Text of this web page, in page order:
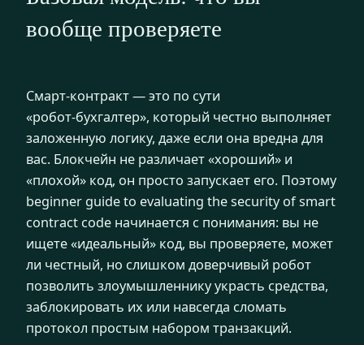
вообще проверяете
Смарт‑контракт — это по сути
«робот‑бухгалтер», который честно выполняет
заложенную логику, даже если она вредна для
вас. Блокчейн не различает «хороший» и
«плохой» код, он просто запускает его. Поэтому
beginner guide to evaluating the security of smart
contract code начинается с понимания: вы не
ищете «идеальный» код, вы проверяете, может
ли честный, но слишком доверчивый робот
позволить злоумышленнику украсть средства,
заблокировать их или навсегда сломать
протокол простым набором транзакций.